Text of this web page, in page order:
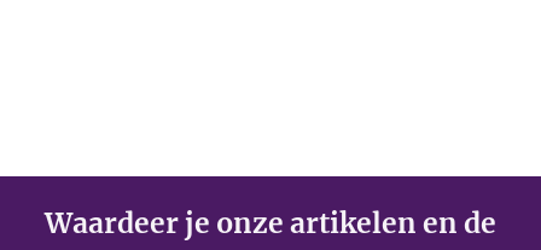
Waardeer je onze artikelen en de